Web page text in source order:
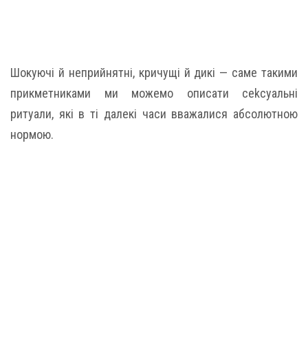
Шокуючі й неприйнятні, кричущі й дикі — саме такими
прикметниками ми можемо описати сеkсуальні
ритуали, які в ті далекі часи вважалися абсолютною
нормою.